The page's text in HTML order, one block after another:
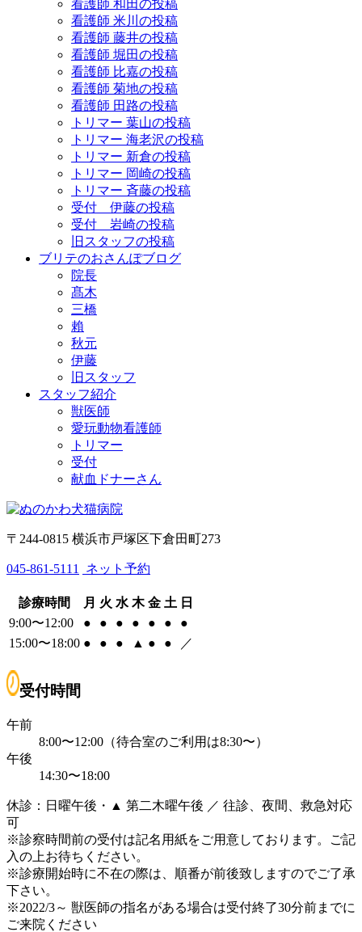
看護師 和田の投稿
看護師 米川の投稿
看護師 藤井の投稿
看護師 堀田の投稿
看護師 比嘉の投稿
看護師 菊地の投稿
看護師 田路の投稿
トリマー 葉山の投稿
トリマー 海老沢の投稿
トリマー 新倉の投稿
トリマー 岡崎の投稿
トリマー 斉藤の投稿
受付 伊藤の投稿
受付 岩崎の投稿
旧スタッフの投稿
ブリテのおさんぽブログ
院長
髙木
三橋
賴
秋元
伊藤
旧スタッフ
スタッフ紹介
獣医師
愛玩動物看護師
トリマー
受付
献血ドナーさん
〒244-0815 横浜市戸塚区下倉田町273
045-861-5111 ネット予約
診療時間 月 火 水 木 金 土 日
9:00〜12:00
● ● ● ● ● ●
●
15:00〜18:00 ● ● ● ▲ ● ● ／
受付時間
午前
8:00〜12:00（待合室のご利用は8:30〜）
午後
14:30〜18:00
休診：日曜午後・▲ 第二木曜午後 ／ 往診、夜間、救急対応
可
※診察時間前の受付は記名用紙をご用意しております。ご記
入の上お待ちください。
※診療開始時に不在の際は、順番が前後致しますのでご了承
下さい。
※2022/3～ 獣医師の指名がある場合は受付終了30分前までに
ご来院ください